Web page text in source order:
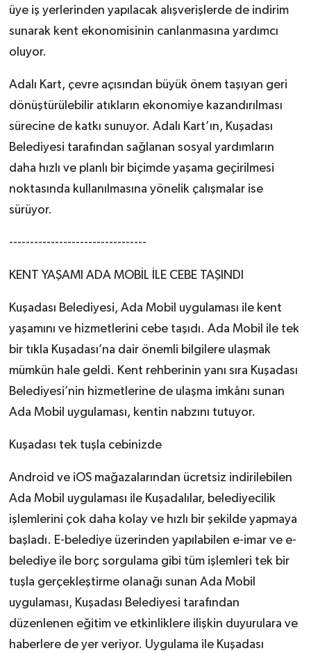
üye iş yerlerinden yapılacak alışverişlerde de indirim
sunarak kent ekonomisinin canlanmasına yardımcı
oluyor.
Adalı Kart, çevre açısından büyük önem taşıyan geri
dönüştürülebilir atıkların ekonomiye kazandırılması
sürecine de katkı sunuyor. Adalı Kart’ın, Kuşadası
Belediyesi tarafından sağlanan sosyal yardımların
daha hızlı ve planlı bir biçimde yaşama geçirilmesi
noktasında kullanılmasına yönelik çalışmalar ise
sürüyor.
---------------------------------
KENT YAŞAMI ADA MOBİL İLE CEBE TAŞINDI
Kuşadası Belediyesi, Ada Mobil uygulaması ile kent
yaşamını ve hizmetlerini cebe taşıdı. Ada Mobil ile tek
bir tıkla Kuşadası’na dair önemli bilgilere ulaşmak
mümkün hale geldi. Kent rehberinin yanı sıra Kuşadası
Belediyesi’nin hizmetlerine de ulaşma imkânı sunan
Ada Mobil uygulaması, kentin nabzını tutuyor.
Kuşadası tek tuşla cebinizde
Android ve iOS mağazalarından ücretsiz indirilebilen
Ada Mobil uygulaması ile Kuşadalılar, belediyecilik
işlemlerini çok daha kolay ve hızlı bir şekilde yapmaya
başladı. E-belediye üzerinden yapılabilen e-imar ve e-
belediye ile borç sorgulama gibi tüm işlemleri tek bir
tuşla gerçekleştirme olanağı sunan Ada Mobil
uygulaması, Kuşadası Belediyesi tarafından
düzenlenen eğitim ve etkinliklere ilişkin duyurulara ve
haberlere de yer veriyor. Uygulama ile Kuşadası